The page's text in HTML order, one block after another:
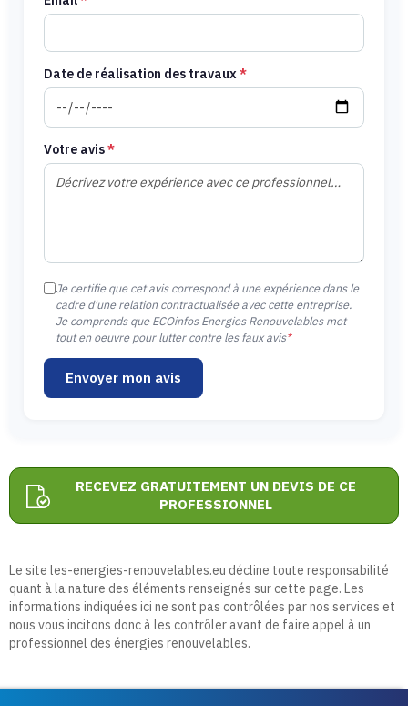
Date de réalisation des travaux *
Votre avis*
Je certifie que cet avis correspond à une expérience dans le
cadre d'une relation contractualisée avec cette entreprise.
Je comprends que ECOinfos Energies Renouvelables met
tout en oeuvre pour lutter contre les faux avis*
Envoyer mon avis
RECEVEZ GRATUITEMENT UN DEVIS DE CE
PROFESSIONNEL
Le site les-energies-renouvelables.eu décline toute responsabilité
quant à la nature des éléments renseignés sur cette page. Les
informations indiquées ici ne sont pas contrôlées par nos services et
nous vous incitons donc à les contrôler avant de faire appel à un
professionnel des énergies renouvelables.